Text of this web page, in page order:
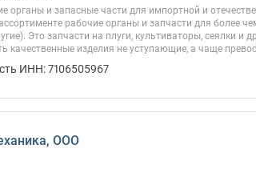
органы и запасные части для импортной и
рабочие органы и запчасти для более
Это запчасти на плуги, культиваторы, сеялки и
качественные изделия не уступающие, а чаще
ИНН: 7106505967
ООО